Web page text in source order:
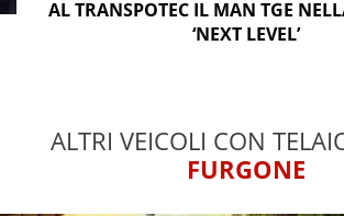
AL TRANSPOTEC IL MAN TGE
‘NEXT LEVEL’
ALTRI VEICOLI CON
FURGONE